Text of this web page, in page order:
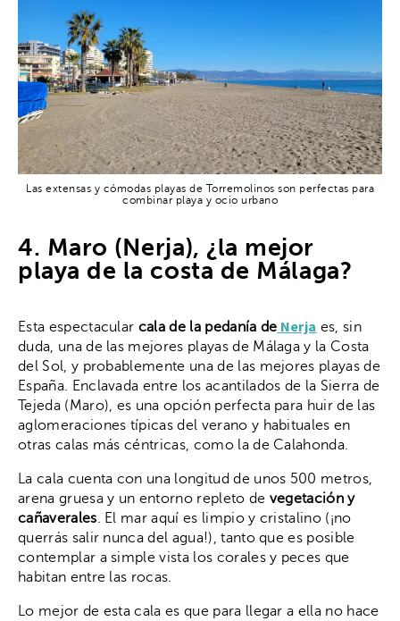
Las extensas y cómodas playas de Torremolinos son perfectas para
combinar playa y ocio urbano
4. Maro (Nerja), ¿la mejor
playa de la costa de Málaga?
Esta espectacular cala de la pedanía de Nerja es, sin
duda, una de las mejores playas de Málaga y la Costa
del Sol, y probablemente una de las mejores playas de
España. Enclavada entre los acantilados de la Sierra de
Tejeda (Maro), es una opción perfecta para huir de las
aglomeraciones típicas del verano y habituales en
otras calas más céntricas, como la de Calahonda.
La cala cuenta con una longitud de unos 500 metros,
arena gruesa y un entorno repleto de vegetación y
cañaverales. El mar aquí es limpio y cristalino (¡no
querrás salir nunca del agua!), tanto que es posible
contemplar a simple vista los corales y peces que
habitan entre las rocas.
Lo mejor de esta cala es que para llegar a ella no hace